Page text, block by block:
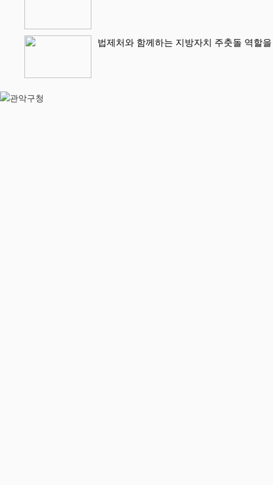
법제처와 함께하는 지방자치 주춧돌 역할